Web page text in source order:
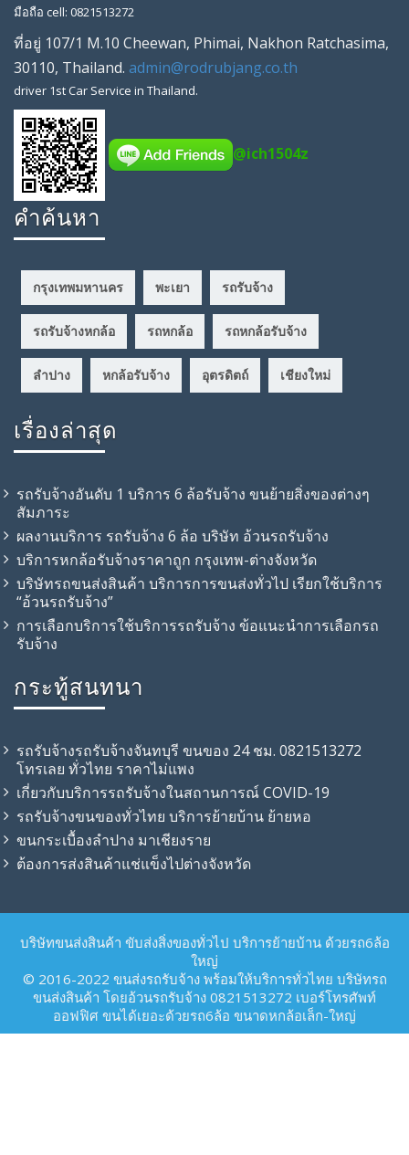
มือถือ cell: 0821513272
ที่อยู่ 107/1 M.10 Cheewan, Phimai, Nakhon Ratchasima,
30110, Thailand. admin@rodrubjang.co.th
driver 1st Car Service in Thailand.
@ich1504z
คำค้นหา
กรุงเทพมหานคร พะเยา รถรับจ้าง
รถรับจ้างหกล้อ รถหกล้อ รถหกล้อรับจ้าง
ลำปาง หกล้อรับจ้าง อุตรดิตถ์ เชียงใหม่
เรื่องล่าสุด
รถรับจ้างอันดับ 1 บริการ 6 ล้อรับจ้าง ขนย้ายสิ่งของต่างๆ
สัมภาระ
ผลงานบริการ รถรับจ้าง 6 ล้อ บริษัท อ้วนรถรับจ้าง
บริการหกล้อรับจ้างราคาถูก กรุงเทพ-ต่างจังหวัด
บริษัทรถขนส่งสินค้า บริการการขนส่งทั่วไป เรียกใช้บริการ
“อ้วนรถรับจ้าง”
การเลือกบริการใช้บริการรถรับจ้าง ข้อแนะนำการเลือกรถ
รับจ้าง
กระทู้สนทนา
รถรับจ้างรถรับจ้างจันทบุรี ขนของ 24 ชม. 0821513272
โทรเลย ทั่วไทย ราคาไม่แพง
เกี่ยวกับบริการรถรับจ้างในสถานการณ์ COVID-19
รถรับจ้าง​ขนของทั่วไทย บริการย้ายบ้าน ย้ายหอ
ขนกระเบื้องลำปาง มาเชียงราย
ต้องการส่งสินค้าแช่แข็งไปต่างจังหวัด
บริษัทขนส่งสินค้า ขับส่งสิ่งของทั่วไป บริการย้ายบ้าน ด้วยรถ6ล้อ
ใหญ่
© 2016-2022 ขนส่งรถรับจ้าง พร้อมให้บริการทั่วไทย บริษัทรถ
ขนส่งสินค้า โดยอ้วนรถรับจ้าง 0821513272 เบอร์โทรศัพท์
ออฟฟิศ ขนได้เยอะด้วยรถ6ล้อ ขนาดหกล้อเล็ก-ใหญ่